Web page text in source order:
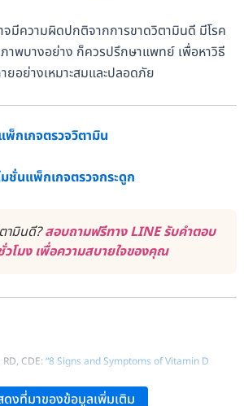
มีความผิดปกติจากการขาดวิตามินดี มีโรค
าพบางอย่าง ก็ควรปรึกษาแพทย์ เพื่อหาวิธี
ยอย่างเหมาะสมและปลอดภัย
พ็กเกจตรวจวิตามิน
มชั่นแพ็กเกจตรวจกระดูก
ามินดี?สอบถามฟรีทาง LINE รับคำตอบ
โมง เพื่อความสบายใจของคุณ
CDE: “8 Signs and Symptoms of Vitamin D
ดงที่มาของข้อมูลเพิ่มเติม